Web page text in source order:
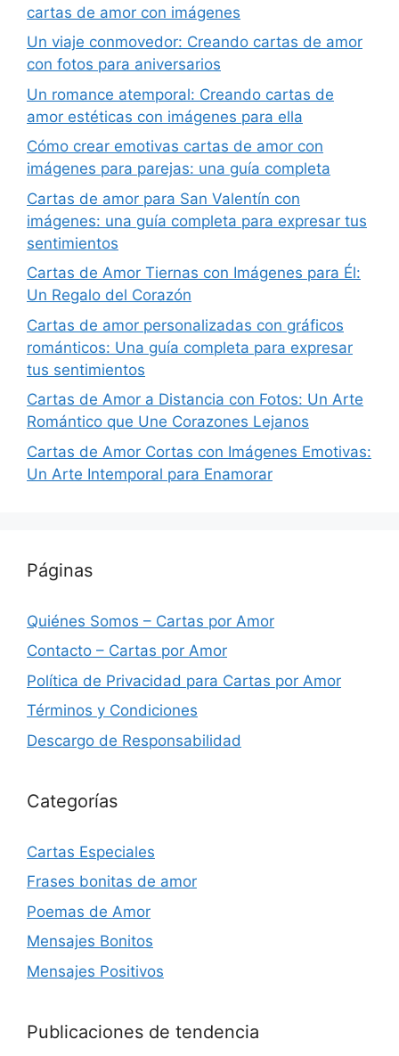
cartas de amor con imágenes
Un viaje conmovedor: Creando cartas de amor
con fotos para aniversarios
Un romance atemporal: Creando cartas de
amor estéticas con imágenes para ella
Cómo crear emotivas cartas de amor con
imágenes para parejas: una guía completa
Cartas de amor para San Valentín con
imágenes: una guía completa para expresar tus
sentimientos
Cartas de Amor Tiernas con Imágenes para Él:
Un Regalo del Corazón
Cartas de amor personalizadas con gráficos
románticos: Una guía completa para expresar
tus sentimientos
Cartas de Amor a Distancia con Fotos: Un Arte
Romántico que Une Corazones Lejanos
Cartas de Amor Cortas con Imágenes Emotivas:
Un Arte Intemporal para Enamorar
Páginas
Quiénes Somos – Cartas por Amor
Contacto – Cartas por Amor
Política de Privacidad para Cartas por Amor
Términos y Condiciones
Descargo de Responsabilidad
Categorías
Cartas Especiales
Frases bonitas de amor
Poemas de Amor
Mensajes Bonitos
Mensajes Positivos
Publicaciones de tendencia